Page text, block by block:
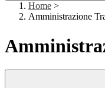
Home >
Amministrazione